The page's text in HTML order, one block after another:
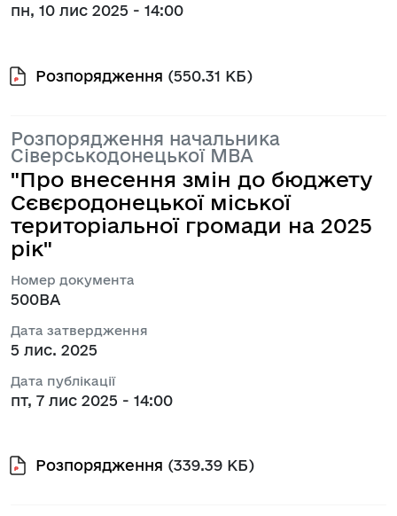
пн, 10 лис 2025 - 14:00
Розпорядження (550.31 КБ)
Розпорядження начальника
Сіверськодонецької МВА
"Про внесення змін до бюджету
Сєвєродонецької міської
територіальної громади на 2025
рік"
Номер документа
500ВА
Дата затвердження
5 лис. 2025
Дата публікації
пт, 7 лис 2025 - 14:00
Розпорядження (339.39 КБ)